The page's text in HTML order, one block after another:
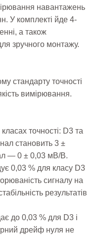
навантажень
У комплекті йде 4-
а також
зручного монтажу.
стандарту точності
вимірювання.
точності: D3 та
становить 3 ±
— 0 ± 0,03 мВ/В.
0,03 % для класу D3
сигналу на
результатів
до 0,03 % для D3 і
дрейф нуля не